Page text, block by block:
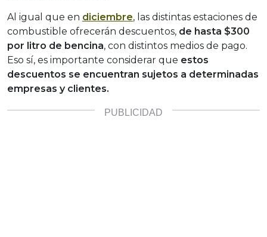
Al igual que en diciembre, las distintas estaciones de
combustible ofrecerán descuentos, de hasta $300
por litro de bencina, con distintos medios de pago.
Eso sí, es importante considerar que estos
descuentos se encuentran sujetos a determinadas
empresas y clientes.